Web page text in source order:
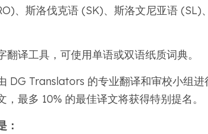
、斯洛伐克语 (SK)、斯洛文尼亚语 (SL)
翻译工具，可使用单语或双语纸质词典。
DG Translators 的专业翻译和审校小组
最多 10% 的最佳译文将获得特别提名。
：